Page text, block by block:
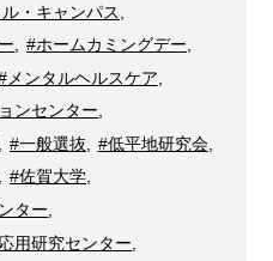
・キャンパス
#ホームカミングデー
メンタルヘルスケア
ンセンター
#一般選抜 #低平地研究会,
, #佐賀大学,
ター
用研究センター